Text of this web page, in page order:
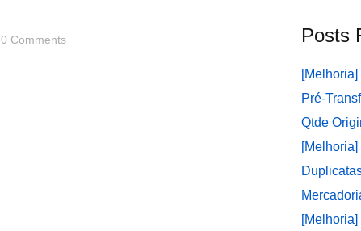
0 Comments Posts
Pré-
Qtde